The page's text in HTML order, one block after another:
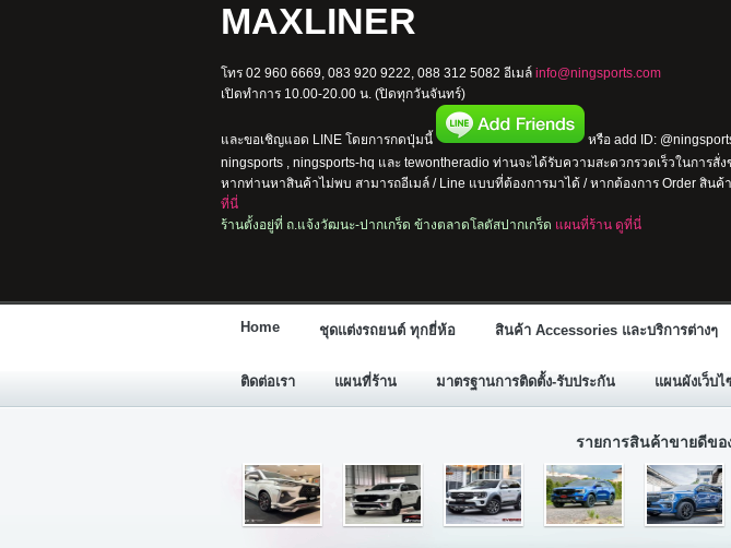
MAXLINER
โทร 02 960 6669, 083 920 9222, 088 312 5082 อีเมล์ info@ningsports.com
เปิดทำการ 10.00-20.00 น. (ปิดทุกวันจันทร์)
และขอเชิญแอด LINE โดยการกดปุ่มนี้
หรือ add ID:
ningsports , ningsports-hq และ tewontheradio ท่านจะได้รับความสะดวกรวดเร็วในการสั่ง
หากท่านหาสินค้าไม่พบ สามารถอีเมล์ / Line แบบที่ต้องการมาได้ / หากต้องการ Order สินค้า
ที่นี่
ร้านตั้งอยู่ที่ ถ.แจ้งวัฒนะ-ปากเกร็ด ข้างตลาดโลตัสปากเกร็ด แผนที่ร้าน ดูที่นี่
Home ชุดแต่งรถยนต์ ทุกยี่ห้อ สินค้า Accessories และบริการต่างๆ
ติดต่อเรา แผนที่ร้าน มาตรฐานการติดตั้ง-รับประกัน แผนผังเว็บไ
รายการสินค้าขายดีข